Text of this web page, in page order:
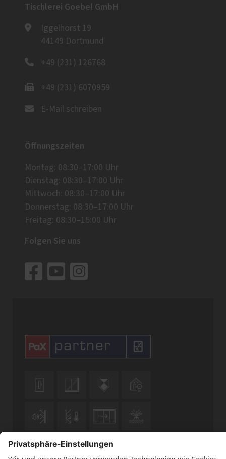
Tischlerei Goebel GmbH
Iggelhorst 19
44149 Dortmund
+49 (231) 126768
+49 (231) 6070959
E-Mail schreiben
Öffnungszeiten
Montag: 08:30–17:00 Uhr
Dienstag: 08:30–17:00 Uhr
Mittwoch: 08:30–17:00 Uhr
Donnerstag: 08:30–17:00 Uhr
Freitag: 08:30–15:00 Uhr
Folgen Sie uns
  
   
  